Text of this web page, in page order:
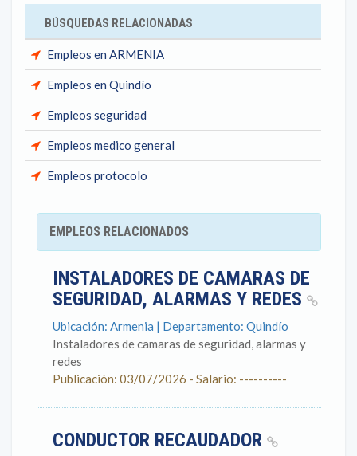
BÚSQUEDAS RELACIONADAS
Empleos en ARMENIA
Empleos en Quindío
Empleos seguridad
Empleos medico general
Empleos protocolo
EMPLEOS RELACIONADOS
INSTALADORES DE CAMARAS DE
SEGURIDAD, ALARMAS Y REDES
Ubicación: Armenia | Departamento: Quindío
Instaladores de camaras de seguridad, alarmas y
redes
Publicación: 03/07/2026 - Salario: ----------
CONDUCTOR RECAUDADOR